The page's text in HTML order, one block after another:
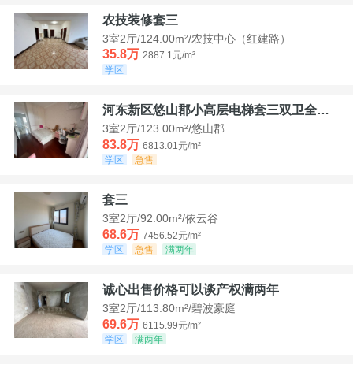
农技装修套三
3室2厅/124.00m²/农技中心（红建路）
35.8万 2887.1元/m²
学区
河东新区悠山郡小高层电梯套三双卫全装带家具家电
3室2厅/123.00m²/悠山郡
83.8万 6813.01元/m²
学区
急售
套三
3室2厅/92.00m²/依云谷
68.6万 7456.52元/m²
学区
急售 满两年
诚心出售价格可以谈产权满两年
3室2厅/113.80m²/碧波豪庭
69.6万 6115.99元/m²
学区
满两年